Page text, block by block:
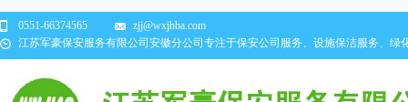
0551-66374565
zjj@wxjhba.com
江苏军豪保安服务有限公司安徽分公司专注于保安公司服务、设施保洁服务、绿